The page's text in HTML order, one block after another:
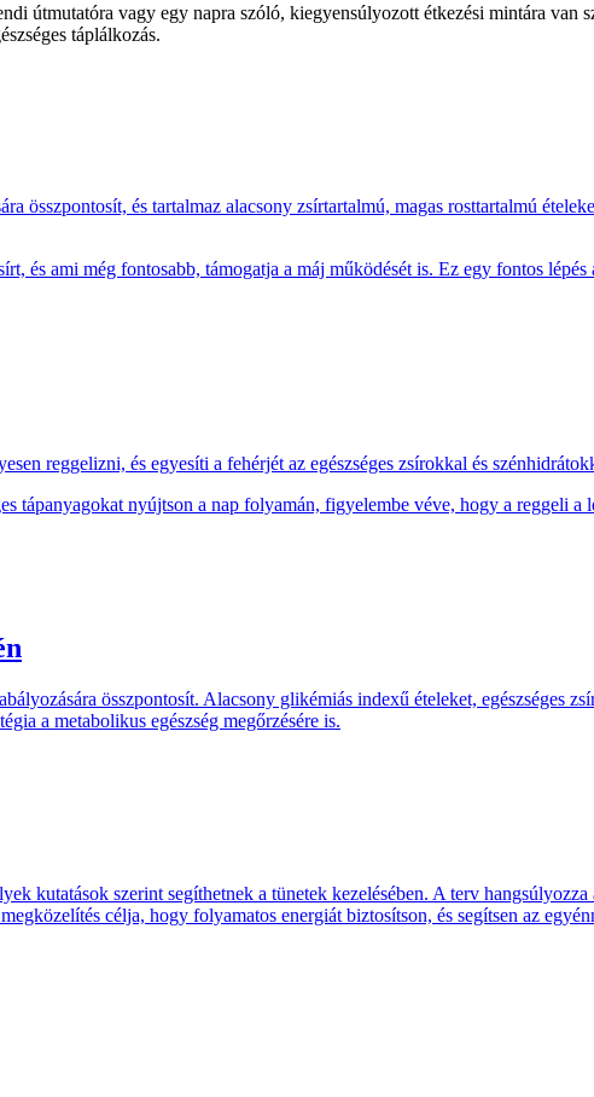
útmutatóra vagy egy napra szóló, kiegyensúlyozott étkezési mintára van
táplálkozás.
összpontosít, és tartalmaz alacsony zsírtartalmú, magas rosttartalmú
és ami még fontosabb, támogatja a máj működését is. Ez egy fontos lépés
reggelizni, és egyesíti a fehérjét az egészséges zsírokkal és
tápanyagokat nyújtson a nap folyamán, figyelembe véve, hogy a reggeli a
összpontosít. Alacsony glikémiás indexű ételeket, egészséges
a metabolikus egészség megőrzésére is.
kutatások szerint segíthetnek a tünetek kezelésében. A terv
célja, hogy folyamatos energiát biztosítson, és segítsen az